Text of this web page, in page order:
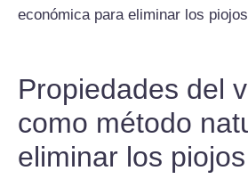
económica para eliminar los
Propiedades del
como método
eliminar los piojos